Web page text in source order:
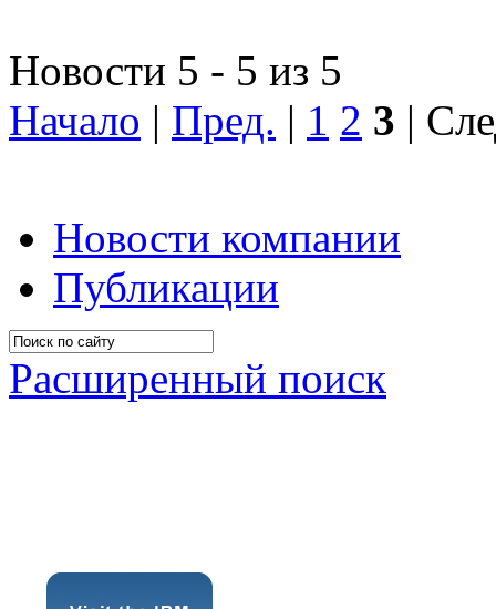
Новости 5 - 5 из 5
Начало | Пред. | 1 2 3 |
Новости компании
Публикации
Расширенный поиск